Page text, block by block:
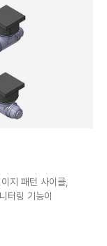
지 패턴 사이클,
터링 기능이